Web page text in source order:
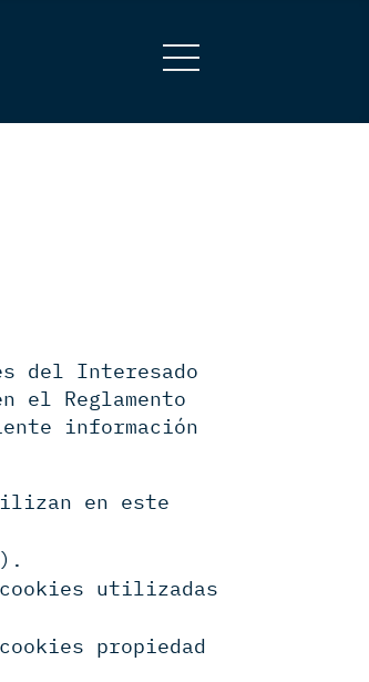
del Interesado
el Reglamento
información
en este
utilizadas
propiedad